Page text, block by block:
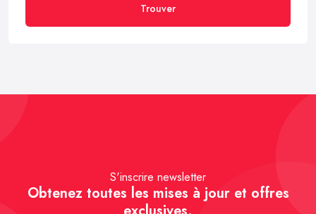
Trouver
S'inscrire newsletter
Obtenez toutes les mises à jour et offres